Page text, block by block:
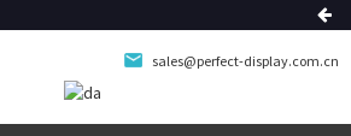
sales@perfect-display.com.cn